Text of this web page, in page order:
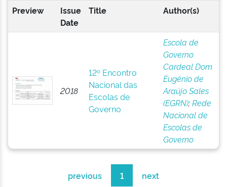
Preview
Issue
Date
Title Author(s)
2018
12º Encontro
Nacional das
Escolas de
Governo
Escola de
Governo
Cardeal Dom
Eugênio de
Araújo Sales
(EGRN);Rede
Nacional de
Escolas de
Governo
previous 1 next